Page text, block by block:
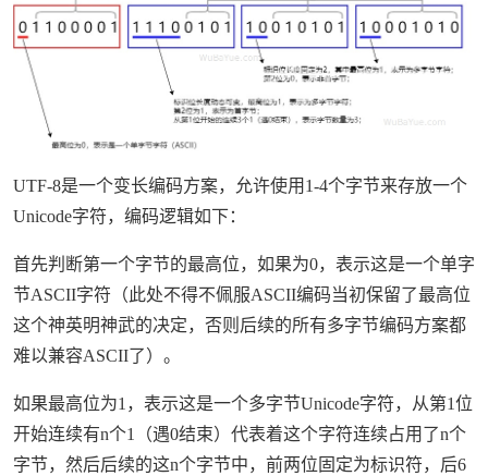
UTF-8是一个变长编码方案，允许使用1-4个字节来存放一个
Unicode字符，编码逻辑如下：
首先判断第一个字节的最高位，如果为0，表示这是一个单字
节ASCII字符（此处不得不佩服ASCII编码当初保留了最高位
这个神英明神武的决定，否则后续的所有多字节编码方案都
难以兼容ASCII了）。
如果最高位为1，表示这是一个多字节Unicode字符，从第1位
开始连续有n个1（遇0结束）代表着这个字符连续占用了n个
字节，然后后续的这n个字节中，前两位固定为标识符，后6